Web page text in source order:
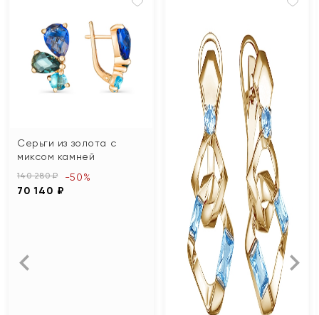
Серьги из золота с
миксом камней
140 280 ₽
70 140 ₽
-50%